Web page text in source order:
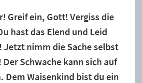
Greif ein, Gott! Vergiss die
hast das Elend und Leid
Jetzt nimm die Sache selbst
Schwache kann sich auf
Dem Waisenkind bist du ein